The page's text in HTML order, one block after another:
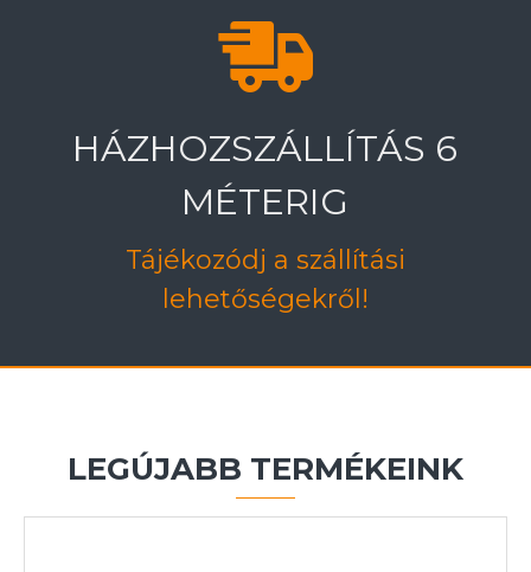
HÁZHOZSZÁLLÍTÁS 6
MÉTERIG
Tájékozódj a szállítási
lehetőségekről!
LEGÚJABB TERMÉKEINK